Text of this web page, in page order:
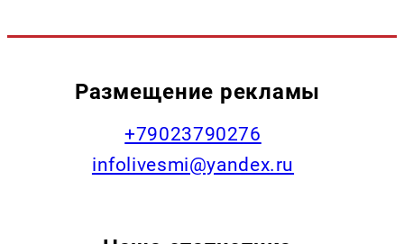
Размещение рекламы
+79023790276
infolivesmi@yandex.ru